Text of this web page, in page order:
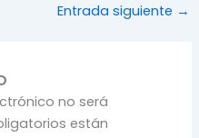
Entrada siguiente →
no será
están